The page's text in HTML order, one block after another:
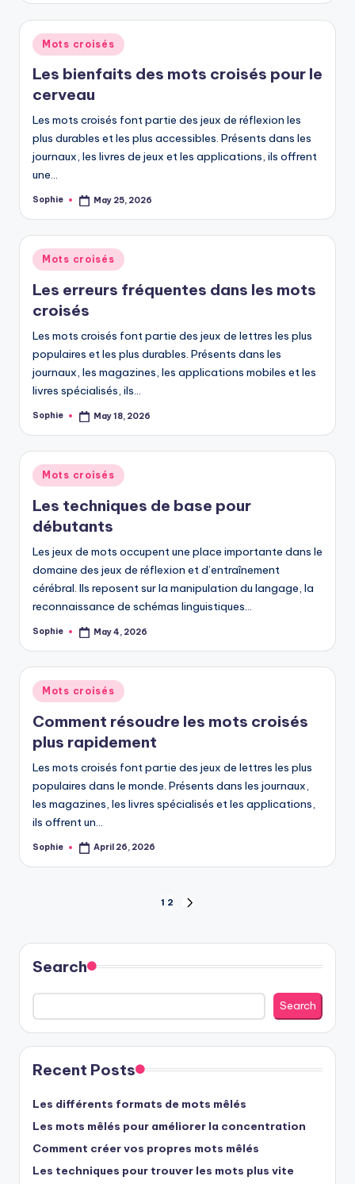
Posted
in
Mots croisés
Les bienfaits des mots croisés pour le
cerveau
Les mots croisés font partie des jeux de réflexion les
plus durables et les plus accessibles. Présents dans les
journaux, les livres de jeux et les applications, ils offrent
une…
Posted
Sophie May 25, 2026
Posted
Mots croisés
Les erreurs fréquentes dans les mots
croisés
Les mots croisés font partie des jeux de lettres les plus
populaires et les plus durables. Présents dans les
journaux, les magazines, les applications mobiles et les
livres spécialisés, ils…
Posted
Sophie May 18, 2026
Posted
in
Mots croisés
Les techniques de base pour
débutants
Les jeux de mots occupent une place importante dans le
domaine des jeux de réflexion et d’entraînement
cérébral. Ils reposent sur la manipulation du langage, la
reconnaissance de schémas linguistiques…
Posted
Sophie May 4, 2026
Posted
in
Mots croisés
Comment résoudre les mots croisés
plus rapidement
Les mots croisés font partie des jeux de lettres les plus
populaires dans le monde. Présents dans les journaux,
les magazines, les livres spécialisés et les applications,
ils offrent un…
Posted
Sophie April 26, 2026
pagination
1 2
Search
Search
Recent Posts
Les différents formats de mots mêlés
Les mots mêlés pour améliorer la concentration
Comment créer vos propres mots mêlés
Les techniques pour trouver les mots plus vite